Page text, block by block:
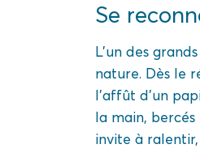
Se
L’un des
nature. Dès le
l’affût d’un
la main,
invite à